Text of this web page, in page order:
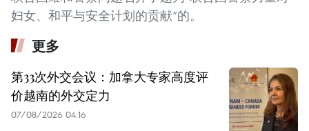
妇女、和平与安全计划的贡献”的。
更多
第33次外交会议：加拿大专家高度评
价越南的外交定力
07/08/2026 04:16